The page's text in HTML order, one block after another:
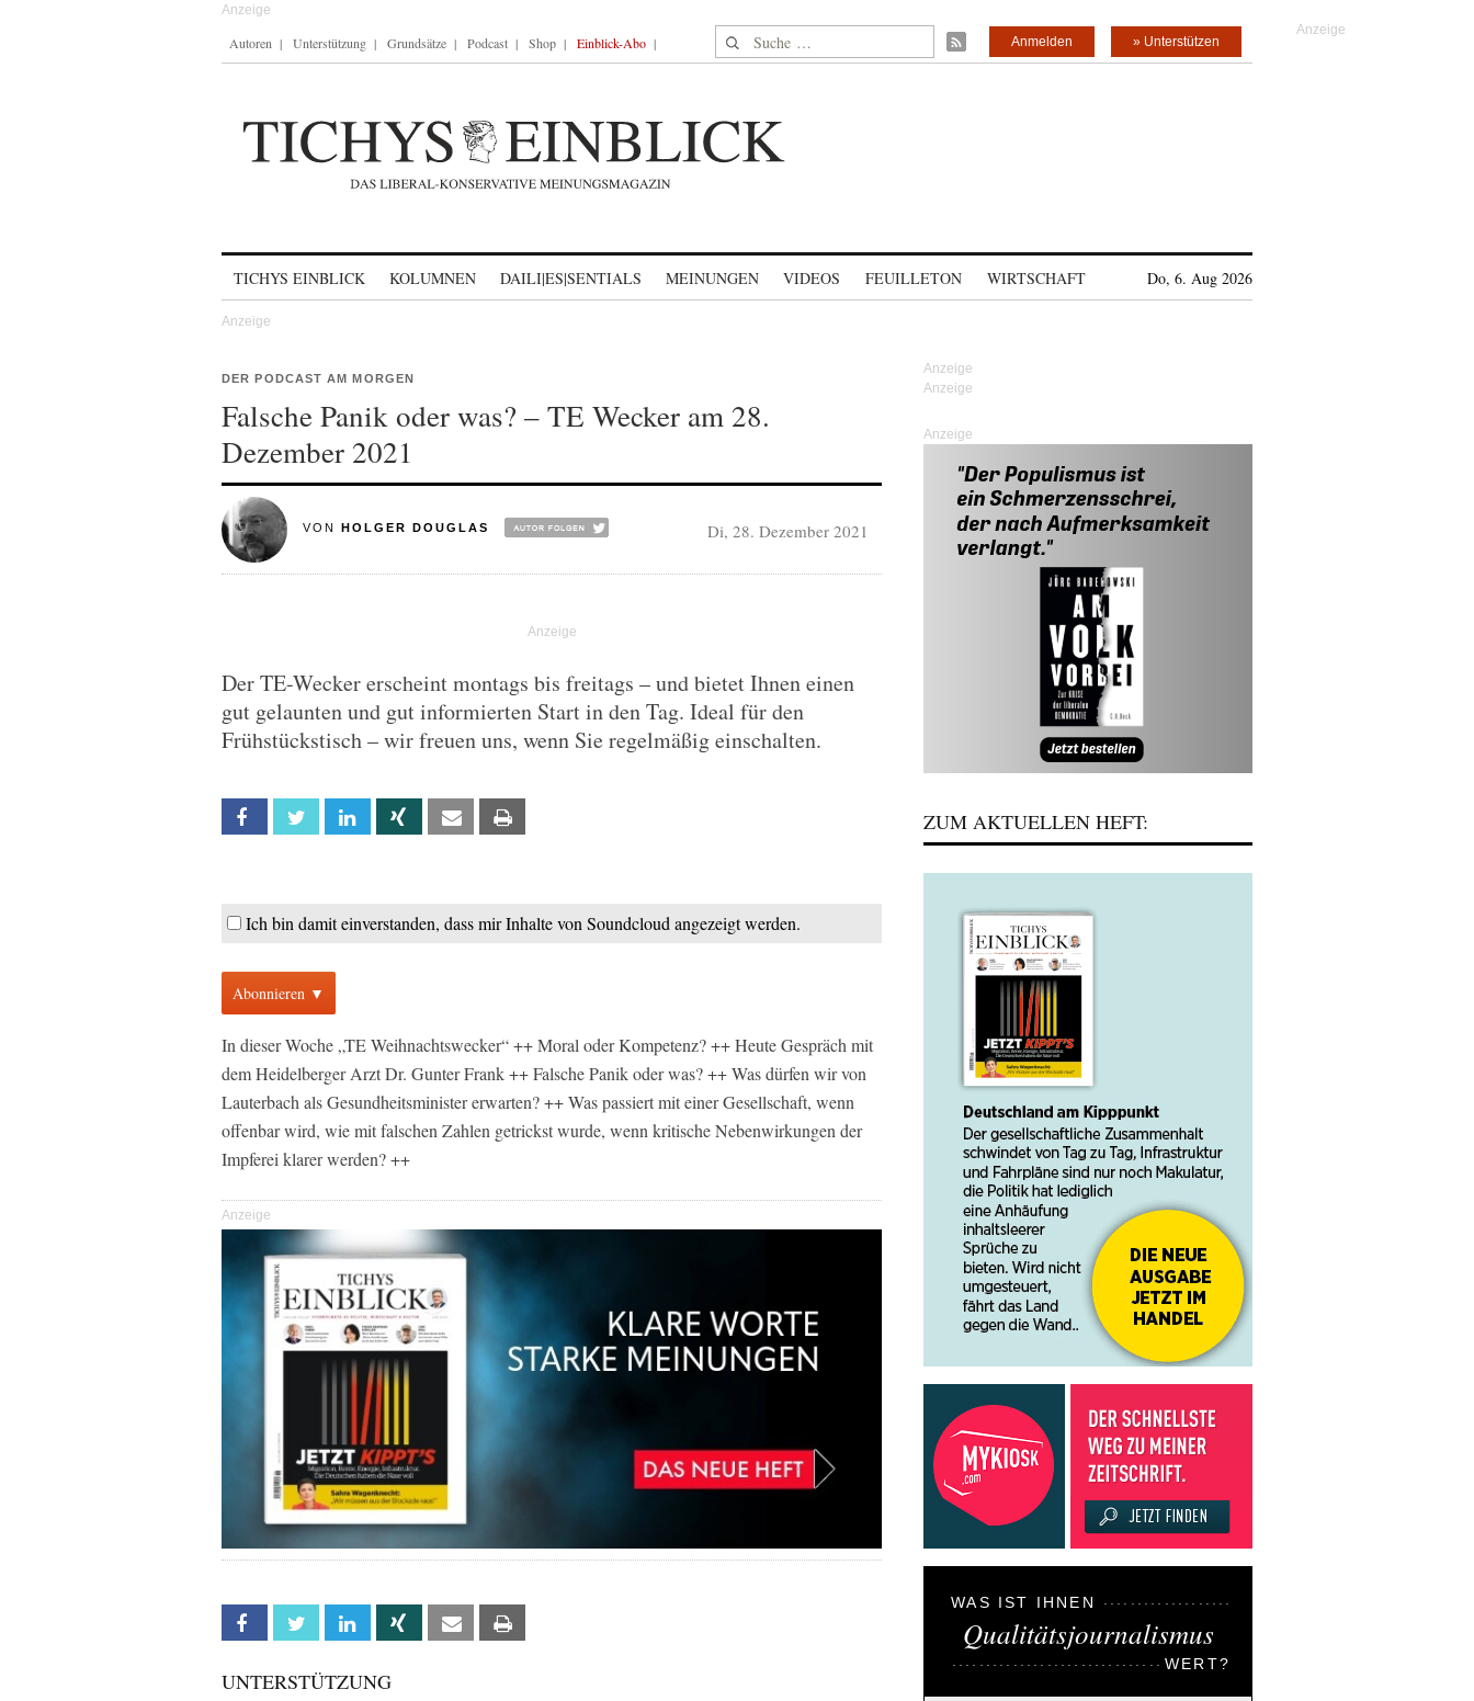
Autoren Unterstützung Grundsätze Podcast Shop Einblick-Abo Suche nach: » Unterstützen
Anmelden
TICHYS EINBLICK KOLUMNEN DAILI|ES|SENTIALS MEINUNGEN VIDEOS FEUILLETON WIRTSCHAFT Do, 6. Aug 2026
DER PODCAST AM MORGEN
Falsche Panik oder was? – TE Wecker am 28.
Dezember 2021
VON HOLGER DOUGLAS Di, 28. Dezember 2021
Der TE-Wecker erscheint montags bis freitags – und bietet Ihnen einen
gut gelaunten und gut informierten Start in den Tag. Ideal für den
Frühstückstisch – wir freuen uns, wenn Sie regelmäßig einschalten.
Facebook Twitter Linkedin Xing Email
Ich bin damit einverstanden, dass mir Inhalte von Soundcloud angezeigt werden.
Abonnieren ▼
In dieser Woche „TE Weihnachtswecker“ ++ Moral oder Kompetenz? ++ Heute Gespräch mit
dem Heidelberger Arzt Dr. Gunter Frank ++ Falsche Panik oder was? ++ Was dürfen wir von
Lauterbach als Gesundheitsminister erwarten? ++ Was passiert mit einer Gesellschaft, wenn
offenbar wird, wie mit falschen Zahlen getrickst wurde, wenn kritische Nebenwirkungen der
Impferei klarer werden? ++
Anzeige
Facebook Twitter Linkedin Xing Email
UNTERSTÜTZUNG
Anzeige
ZUM AKTUELLEN HEFT:
WAS IST IHNEN
Qualitätsjournalismus
WERT?